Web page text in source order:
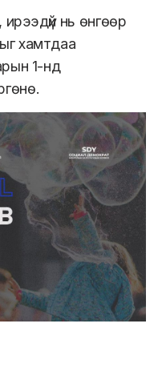
ирээдүй нь өнгөөр
хамтдаа
1-нд